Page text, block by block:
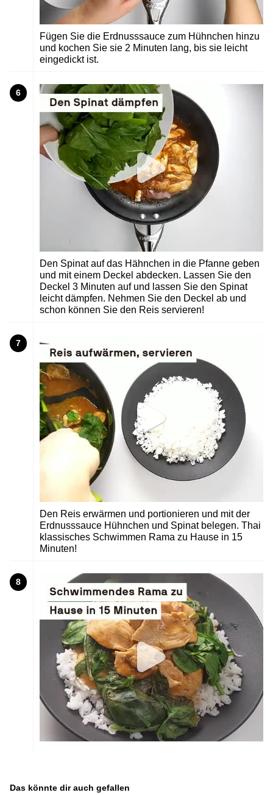
Fügen Sie die Erdnusssauce zum Hühnchen hinzu
und kochen Sie sie 2 Minuten lang, bis sie leicht
eingedickt ist.
6
Den Spinat auf das Hähnchen in die Pfanne geben
und mit einem Deckel abdecken. Lassen Sie den
Deckel 3 Minuten auf und lassen Sie den Spinat
leicht dämpfen. Nehmen Sie den Deckel ab und
schon können Sie den Reis servieren!
7
Den Reis erwärmen und portionieren und mit der
Erdnusssauce Hühnchen und Spinat belegen. Thai
klassisches Schwimmen Rama zu Hause in 15
Minuten!
8
Das könnte dir auch gefallen